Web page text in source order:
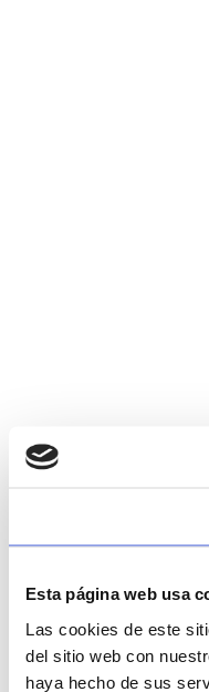
Esta página web usa
Las cookies de este
del sitio web con
haya hecho de sus